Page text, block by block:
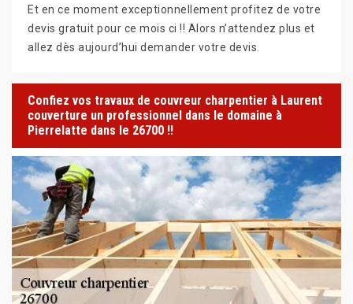
Et en ce moment exceptionnellement profitez de votre
devis gratuit pour ce mois ci !! Alors n’attendez plus et
allez dès aujourd’hui demander votre devis.
Confiez vos travaux de couvreur charpentier à Laurent
couverture un professionnel dans le domaine à
Pierrelatte dans le 26700 !!